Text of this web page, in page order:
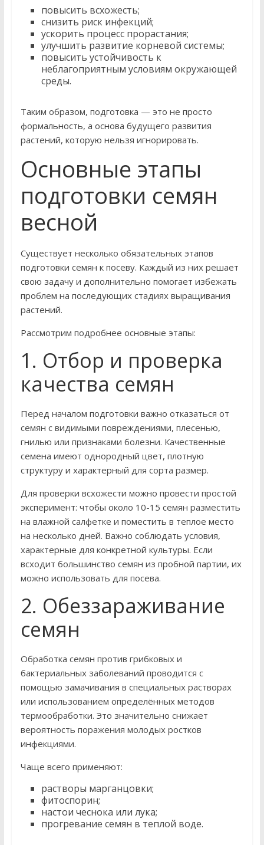
повысить всхожесть;
снизить риск инфекций;
ускорить процесс прорастания;
улучшить развитие корневой системы;
повысить устойчивость к
неблагоприятным условиям окружающей
среды.
Таким образом, подготовка — это не просто
формальность, а основа будущего развития
растений, которую нельзя игнорировать.
Основные этапы
подготовки семян
весной
Существует несколько обязательных этапов
подготовки семян к посеву. Каждый из них решает
свою задачу и дополнительно помогает избежать
проблем на последующих стадиях выращивания
растений.
Рассмотрим подробнее основные этапы:
1. Отбор и проверка
качества семян
Перед началом подготовки важно отказаться от
семян с видимыми повреждениями, плесенью,
гнилью или признаками болезни. Качественные
семена имеют однородный цвет, плотную
структуру и характерный для сорта размер.
Для проверки всхожести можно провести простой
эксперимент: чтобы около 10-15 семян разместить
на влажной салфетке и поместить в теплое место
на несколько дней. Важно соблюдать условия,
характерные для конкретной культуры. Если
всходит большинство семян из пробной партии, их
можно использовать для посева.
2. Обеззараживание
семян
Обработка семян против грибковых и
бактериальных заболеваний проводится с
помощью замачивания в специальных растворах
или использованием определённых методов
термообработки. Это значительно снижает
вероятность поражения молодых ростков
инфекциями.
Чаще всего применяют:
растворы марганцовки;
фитоспорин;
настои чеснока или лука;
прогревание семян в теплой воде.